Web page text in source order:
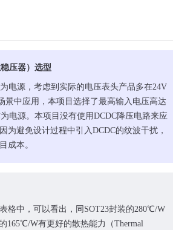
压器）选型
电源，考虑到实际的电压表头产品多在24V
景中应用，本项目选择了最高输入电压高达
电源。本项目没有使用DCDC降压电路来应
为避免设计过程中引入DCDC的纹波干扰，
成本。
格中，可以看出，同SOT23封装的280℃/W
165℃/W有更好的散热能力（Thermal